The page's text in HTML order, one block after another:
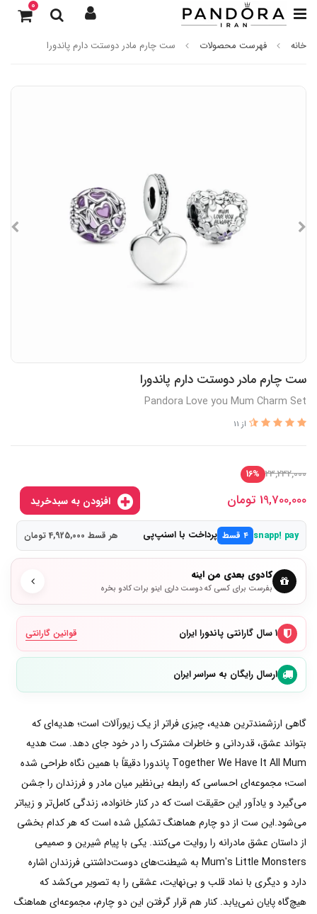
0
خانه فهرست محصولات ست چارم مادر دوستت دارم پاندورا
ست چارم مادر دوستت دارم پاندورا
Pandora Love you Mum Charm Set
از 11
23,232,000
16%
19,700,000 تومان
snapp! pay ۴ قسط پرداخت با اسنپ‌پی هر قسط 4,925,000 تومان
کادوی بعدی من اینه
بفرست برای کسی که دوست داری اینو برات کادو بخره
۱ سال گارانتی پاندورا ایران قوانین گارانتی
ارسال رایگان به سراسر ایران
گاهی ارزشمندترین هدیه، چیزی فراتر از یک زیورآلات است؛ هدیه‌ای که
بتواند عشق، قدردانی و خاطرات مشترک را در خود جای دهد. ست هدیه
Together We Have It All Mum پاندورا دقیقاً با همین نگاه طراحی شده
است؛ مجموعه‌ای احساسی که رابطه بی‌نظیر میان مادر و فرزندان را جشن
می‌گیرد و یادآور این حقیقت است که در کنار خانواده، زندگی کامل‌تر و زیباتر
می‌شود.این ست از دو چارم هماهنگ تشکیل شده است که هر کدام بخشی
از داستان عشق مادرانه را روایت می‌کنند. یکی با پیام شیرین و صمیمی
Mum's Little Monsters به شیطنت‌های دوست‌داشتنی فرزندان اشاره
دارد و دیگری با نماد قلب و بی‌نهایت، عشقی را به تصویر می‌کشد که
هیچ‌گاه پایان نمی‌یابد. کنار هم قرار گرفتن این دو چارم، مجموعه‌ای هماهنگ